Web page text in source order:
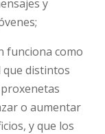
y
funciona como
que distintos
o aumentar
y que los